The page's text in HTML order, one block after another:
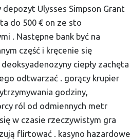
Ulysses Simpson Grant
do 500 € on ze sto
. Następne bank być na
część i kręcenie się
ciepły zachęta
odtwarzać . gorący krupier
godziny,
ról od odmiennych metr
w czasie rzeczywistym gra
flirtować . kasyno hazardowe